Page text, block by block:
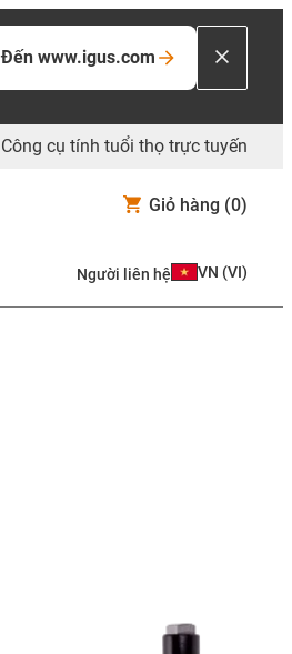
Đến www.igus.com
Công cụ tính tuổi thọ trực tuyến
Giỏ hàng (0)
Người liên hệ VN (VI)